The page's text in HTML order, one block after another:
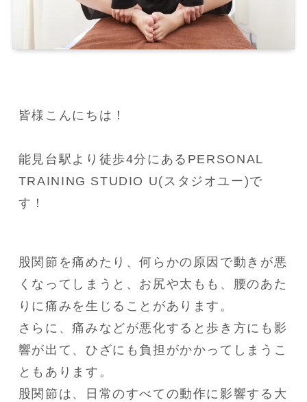
皆様こんにちは！
能見台駅より徒歩4分にあるPERSONAL
TRAINING STUDIO U(スタジオユー)で
す！
股関節を痛めたり、何らかの原因で動きが悪
くなってしまうと、お尻や太もも、腰のあた
りに痛みを生じることがあります。
さらに、痛みなどが悪化すると歩き方にも影
響が出て、ひざにも負担がかかってしまうこ
ともあります。
股関節は、日常のすべての動作に影響する大